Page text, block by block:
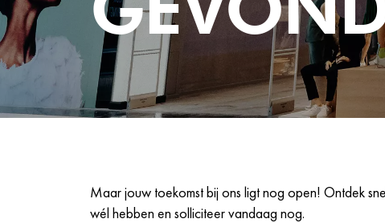
Maar jouw toekomst bij ons ligt nog open! Ontdek
wél hebben en solliciteer vandaag nog.